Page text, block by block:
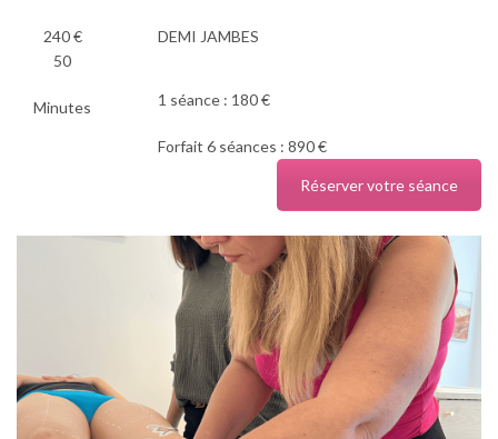
240 €
50
Minutes
DEMI JAMBES
1 séance : 180 €
Forfait 6 séances : 890 €
Réserver votre séance